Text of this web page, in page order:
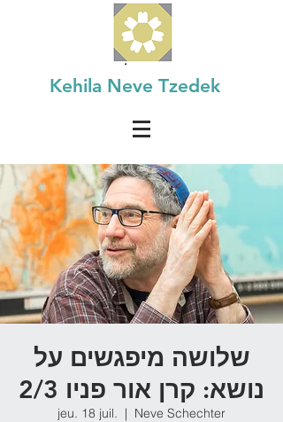
Kehila Neve Tzedek
שלושה מיפגשים על
נושא: קרן אור פניו 2/3
jeu. 18 juil.
  |
Neve Schechter